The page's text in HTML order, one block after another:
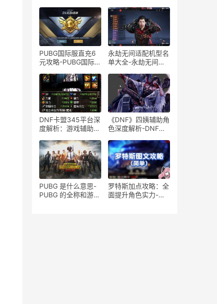
出现位置
么进入
PUBG国际服直充6
元攻略-PUBG国际服
永劫无间适配机型名
单大全-永劫无间最
DNF卡盟345平台深
度解析：游戏辅助工
DNF卡盟345工具的
安全性及潜在风险探
讨
《DNF》四姨辅助角
色深度解析-DNF四
藏力量
PUBG 是什么意思-
PUBG 的全称和游戏
罗特斯加点攻略：全
面提升角色实力-详